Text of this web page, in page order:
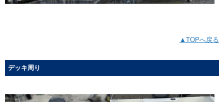
▲TOPへ戻る
デッキ周り